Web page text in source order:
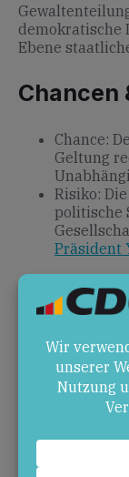
demokratische
Ebene
Chancen
Chance:
Geltung
Risiko:
politische
Präsident
Ausblick
Yoon wird
Rechtsweg
Instanzen
das Urteil liegt
Quellen